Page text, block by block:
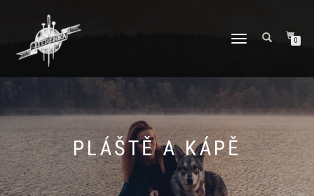
PŘEPNOUT
0
PLÁŠTĚ A KÁPĚ